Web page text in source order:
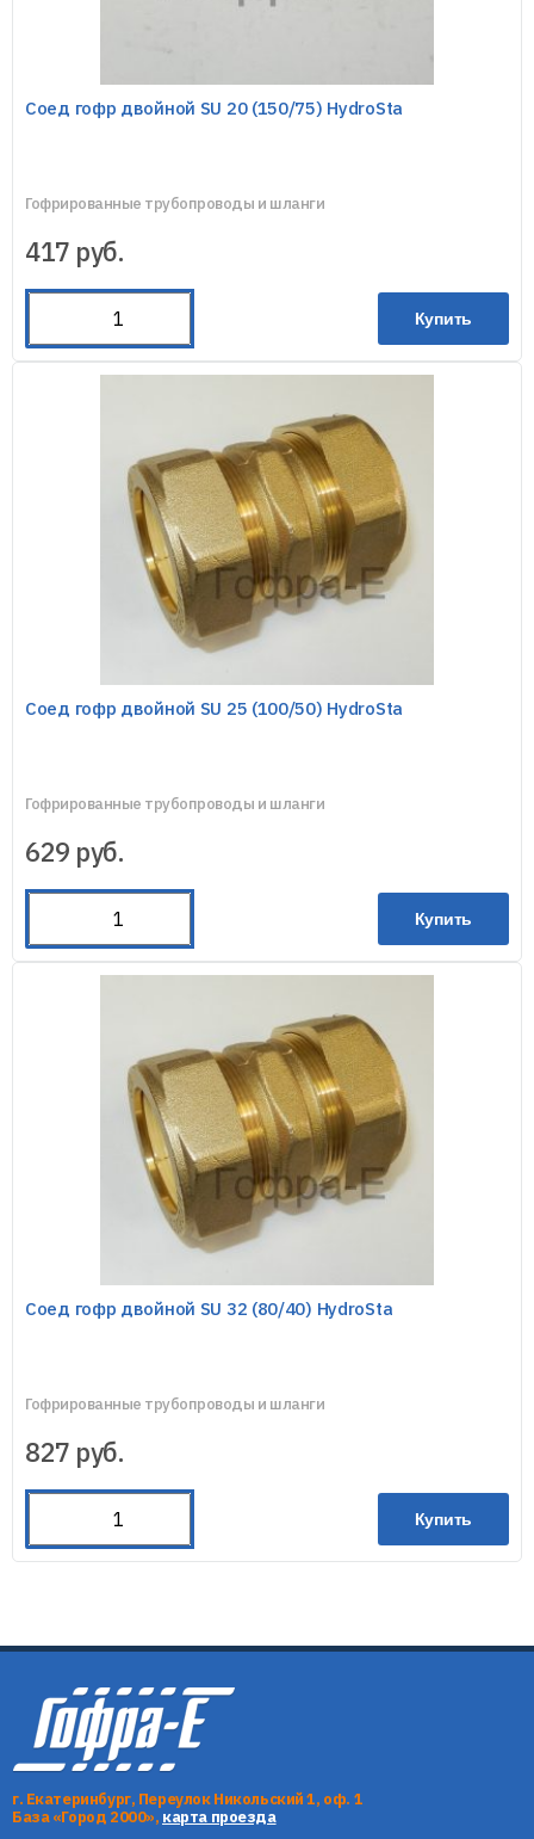
Соед гофр двойной SU 20 (150/75) HydroSta
Гофрированные трубопроводы и шланги
417 руб.
Купить
Соед гофр двойной SU 25 (100/50) HydroSta
Гофрированные трубопроводы и шланги
629 руб.
Купить
Соед гофр двойной SU 32 (80/40) HydroSta
Гофрированные трубопроводы и шланги
827 руб.
Купить
г. Екатеринбург, Переулок Никольский 1, оф. 1
База «Город 2000», карта проезда